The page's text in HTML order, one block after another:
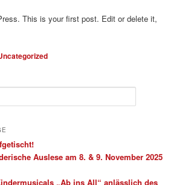
This is your first post. Edit or delete it,
Auslese am 8. & 9. November 2025
„Ab ins All“ anlässlich des